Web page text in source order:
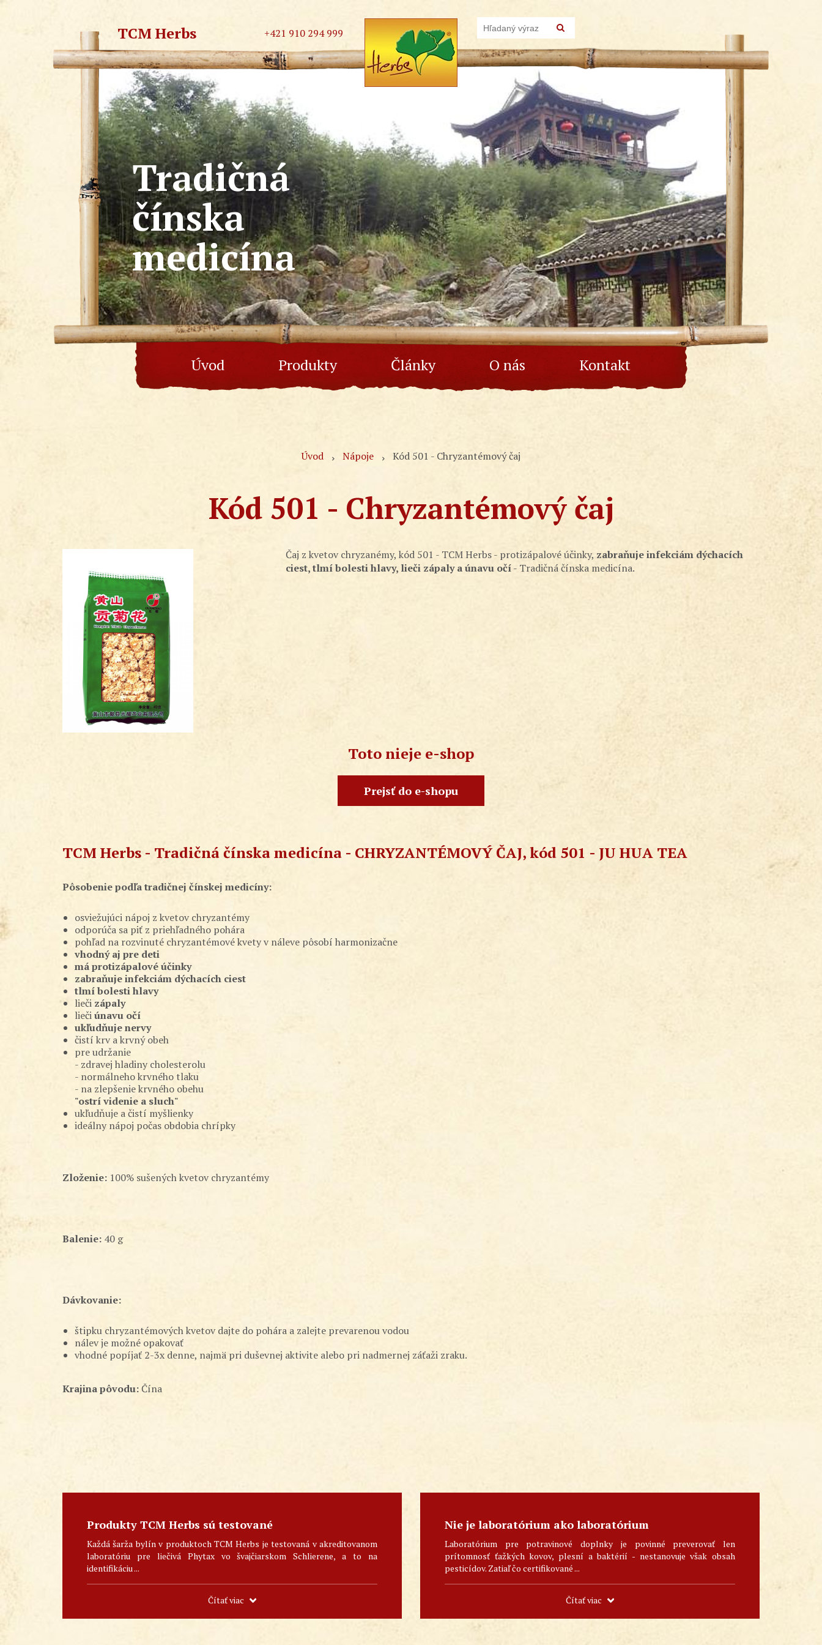
TCM Herbs +421 910 294 999
Tradičná
čínska
medicína
Úvod Produkty Články O nás Kontakt
Úvod Nápoje Kód 501 - Chryzantémový čaj
Kód 501 - Chryzantémový čaj
Čaj z kvetov chryzanémy, kód 501 - TCM Herbs - protizápalové účinky, zabraňuje infekciám dýchacích
ciest, tlmí bolesti hlavy, lieči zápaly a únavu očí- Tradičná čínska medicína.
Toto nieje e-shop
Prejsť do e-shopu
TCM Herbs - Tradičná čínska medicína - CHRYZANTÉMOVÝ ČAJ, kód 501 - JU HUA TEA
Pôsobenie podľa tradičnej čínskej medicíny:
osviežujúci nápoj z kvetov chryzantémy
odporúča sa piť z priehľadného pohára
pohľad na rozvinuté chryzantémové kvety v náleve pôsobí harmonizačne
vhodný aj pre deti
má protizápalové účinky
zabraňuje infekciám dýchacích ciest
tlmí bolesti hlavy
lieči zápaly
liečiúnavu očí
ukľudňuje nervy
čistí krv a krvný obeh
pre udržanie
- zdravej hladiny cholesterolu
- normálneho krvného tlaku
- na zlepšenie krvného obehu
"ostrí videnie a sluch"
ukľudňuje a čistí myšlienky
ideálny nápoj počas obdobia chrípky
Zloženie: 100% sušených kvetov chryzantémy
Balenie: 40 g
Dávkovanie:
štipku chryzantémových kvetov dajte do pohára a zalejte prevarenou vodou
nálev je možné opakovať
vhodné popíjať 2-3x denne, najmä pri duševnej aktivite alebo pri nadmernej záťaži zraku.
Krajina pôvodu:Čína
Produkty TCM Herbs sú testované
Každá šarža bylín v produktoch TCM Herbs je testovaná v akreditovanom
laboratóriu pre liečivá Phytax vo švajčiarskom Schlierene, a to na
identifikáciu ...
Čítať viac
Nie je laboratórium ako laboratórium
Laboratórium pre potravinové doplnky je povinné preverovať len
prítomnosť ťažkých kovov, plesní a baktérií - nestanovuje však obsah
pesticídov. Zatiaľ čo certifikované ...
Čítať viac